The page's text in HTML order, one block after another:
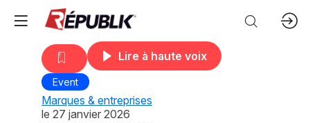
Lire à haute voix
Event
Marques & entreprises
le 27 janvier 2026